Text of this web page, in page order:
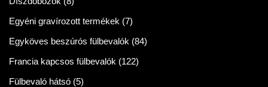
Egyéni gravírozott termékek (7)
Egyköves beszúrós fülbevalók (84)
Francia kapcsos fülbevalók (122)
Fülbevaló hátsó (5)